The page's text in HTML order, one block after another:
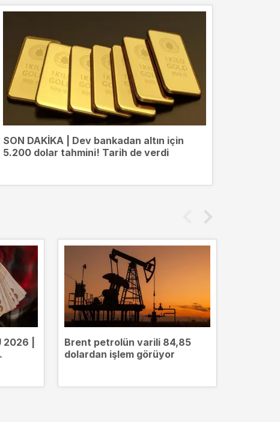
SON DAKİKA | Dev bankadan altın için
5.200 dolar tahmini! Tarih de verdi
2026 |
Brent petrolün varili 84,85
dolardan işlem görüyor